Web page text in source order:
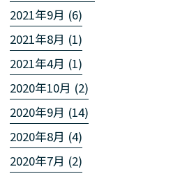
2021年9月 (6)
2021年8月 (1)
2021年4月 (1)
2020年10月 (2)
2020年9月 (14)
2020年8月 (4)
2020年7月 (2)